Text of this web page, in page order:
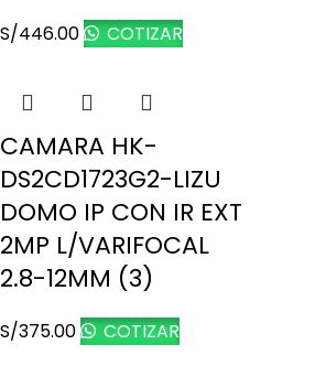
S/446.00 COTIZAR
CAMARA HK-
DS2CD1723G2-LIZU
DOMO IP CON IR EXT
2MP L/VARIFOCAL
2.8-12MM (3)
S/375.00 COTIZAR